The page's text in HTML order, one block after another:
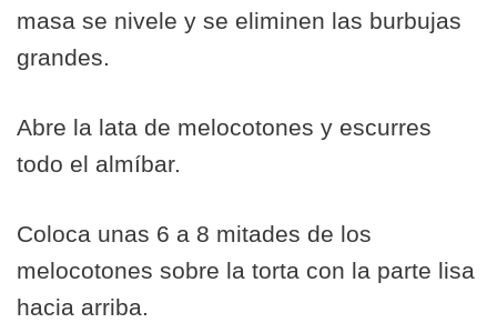
masa se nivele y se eliminen las burbujas
grandes.
Abre la lata de melocotones y escurres
todo el almíbar.
Coloca unas 6 a 8 mitades de los
melocotones sobre la torta con la parte lisa
hacia arriba.